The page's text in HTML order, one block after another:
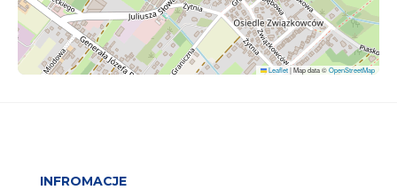
Leaflet|Map data ©OpenStreetMap
INFROMACJE